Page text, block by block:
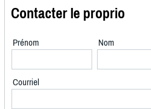
Contacter le proprio
Prénom Nom
Courriel